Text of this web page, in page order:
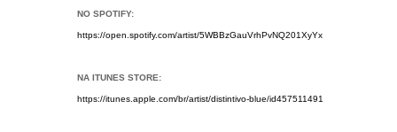
NO SPOTIFY:
https://open.spotify.com/artist/5WBBzGauVrhPvNQ201XyYx
NA ITUNES STORE:
https://itunes.apple.com/br/artist/distintivo-blue/id457511491